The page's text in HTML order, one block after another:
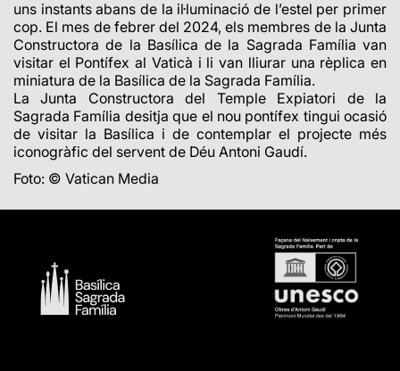
uns instants abans de la il·luminació de l’estel per primer
cop. El mes de febrer del 2024, els membres de la Junta
Constructora de la Basílica de la Sagrada Família van
visitar el Pontífex al Vaticà i li van lliurar una rèplica en
miniatura de la Basílica de la Sagrada Família.
La Junta Constructora del Temple Expiatori de la
Sagrada Família desitja que el nou pontífex tingui ocasió
de visitar la Basílica i de contemplar el projecte més
iconogràfic del servent de Déu Antoni Gaudí.
Foto: © Vatican Media